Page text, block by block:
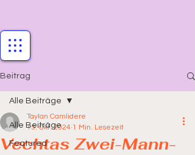
Beitrag
Alle Beiträge
Featured
Alle Beiträge
Vechtas Zwei-Mann-
Taylan Camlidere
13. Okt. 2024 1 Min. Lesezeit